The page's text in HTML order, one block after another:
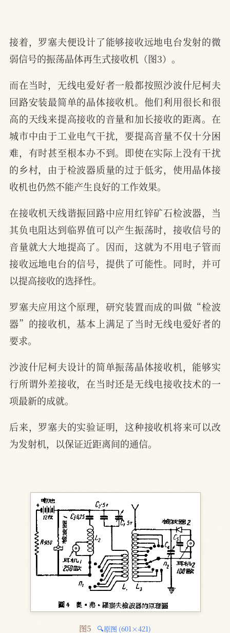
接着，罗塞夫便设计了能够接收远地电台发射的微
弱信号的振荡晶体再生式接收机（图3）。
而在当时，无线电爱好者一般都按照沙波什尼柯夫
回路安装最简单的晶体接收机。他们利用很长和很
高的天线来提高接收的音量和加长接收的距离。在
城市中由于工业电气干扰，要提高音量不仅十分困
难，有时甚至根本办不到。即使在实际上没有干扰
的乡村，由于检波器质量的过于低劣，使用晶体接
收机也仍然不能产生良好的工作效果。
在接收机天线谐振回路中应用红锌矿石检波器，当
其负电阻达到临界值可以产生振荡时，接收信号的
音量就大大地提高了。因而，这就为不用电子管而
接收远地电台的信号，提供了可能性。同时，并可
以提高接收的选择性。
罗塞夫应用这个原理，研究装置而成的叫做“检波
器”的接收机，基本上满足了当时无线电爱好者的
要求。
沙波什尼柯夫设计的简单振荡晶体接收机，能够实
行所谓外差接收，在当时还是无线电接收技术的一
项最新的成就。
后来，罗塞夫的实验证明，这种接收机将来可以改
为发射机，以保证近距离间的通信。
图5 🔍原图 (601×421)